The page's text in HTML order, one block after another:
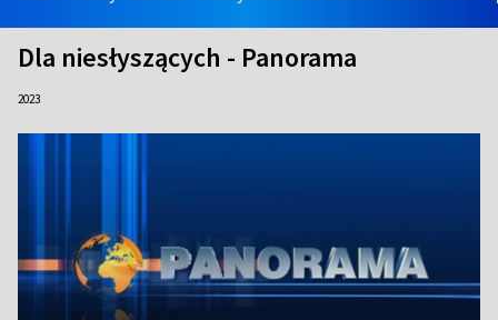
Dla niesłyszących - Panorama
2023